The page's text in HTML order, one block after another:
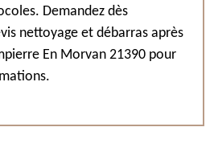
Demandez dès
nettoyage et débarras après
En Morvan 21390 pour